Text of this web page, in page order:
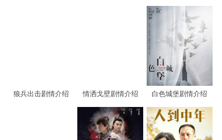
狼兵出击剧情介绍 情洒戈壁剧情介绍 白色城堡剧情介绍